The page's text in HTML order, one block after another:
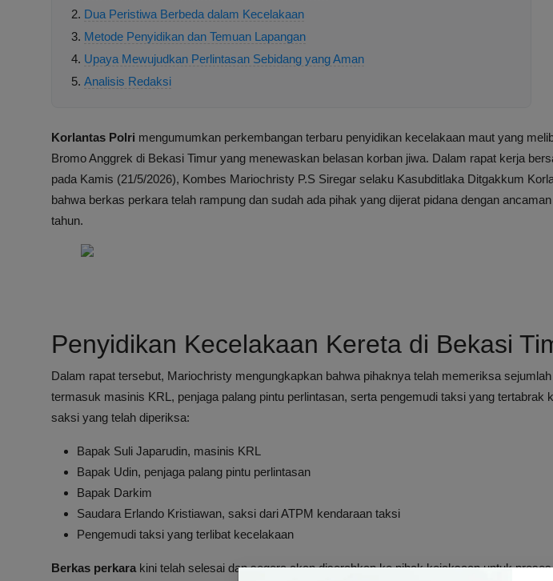
Dua Peristiwa Berbeda dalam Kecelakaan
Metode Penyidikan dan Temuan Lapangan
Upaya Mewujudkan Perlintasan Sebidang yang Aman
Analisis Redaksi
Korlantas Polri mengumumkan perkembangan terbaru penyidikan kecelakaan maut yang
Bromo Anggrek di Bekasi Timur yang menewaskan belasan korban jiwa. Dalam rapat kerja
pada Kamis (21/5/2026), Kombes Mariochristy P.S Siregar selaku Kasubditlaka Ditgakkum
bahwa berkas perkara telah rampung dan sudah ada pihak yang dijerat pidana dengan
tahun.
Penyidikan Kecelakaan Kereta di Bekasi
Dalam rapat tersebut, Mariochristy mengungkapkan bahwa pihaknya telah memeriksa
termasuk masinis KRL, penjaga palang pintu perlintasan, serta pengemudi taksi yang tertabrak
saksi yang telah diperiksa:
Bapak Suli Japarudin, masinis KRL
Bapak Udin, penjaga palang pintu perlintasan
Bapak Darkim
Saudara Erlando Kristiawan, saksi dari ATPM kendaraan taksi
Pengemudi taksi yang terlibat kecelakaan
Berkas perkara kini telah selesai dan segera akan diserahkan ke pihak kejaksaan untuk